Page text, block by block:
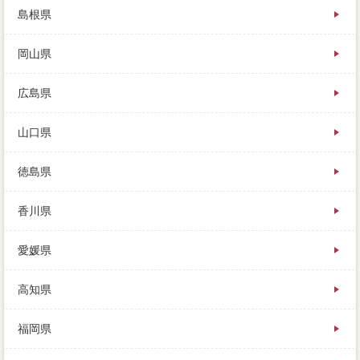
島根県
岡山県
広島県
山口県
徳島県
香川県
愛媛県
高知県
福岡県